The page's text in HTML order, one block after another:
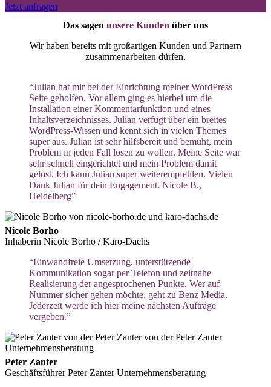
Jetzt anfragen
Das sagen unsere Kunden über uns
Wir haben bereits mit großartigen Kunden und Partnern
zusammenarbeiten dürfen.
“Julian hat mir bei der Einrichtung meiner WordPress
Seite geholfen. Vor allem ging es hierbei um die
Installation einer Kommentarfunktion und eines
Inhaltsverzeichnisses. Julian verfügt über ein breites
WordPress-Wissen und kennt sich in vielen Themes
super aus. Julian ist sehr hilfsbereit und bemüht, mein
Problem in jeden Fall lösen zu wollen. Meine Seite war
sehr schnell eingerichtet und mein Problem damit
gelöst. Ich kann Julian super weiterempfehlen. Vielen
Dank Julian für dein Engagement. Nicole B.,
Heidelberg”
Nicole Borho
Inhaberin Nicole Borho / Karo-Dachs
“Einwandfreie Umsetzung, unterstützende
Kommunikation sogar per Telefon und zeitnahe
Realisierung der angesprochenen Punkte. Wer auf
Nummer sicher gehen möchte, geht zu Benz Media.
Jederzeit werde ich hier meine nächsten Aufträge
vergeben.”
Peter Zanter
Geschäftsführer Peter Zanter Unternehmensberatung